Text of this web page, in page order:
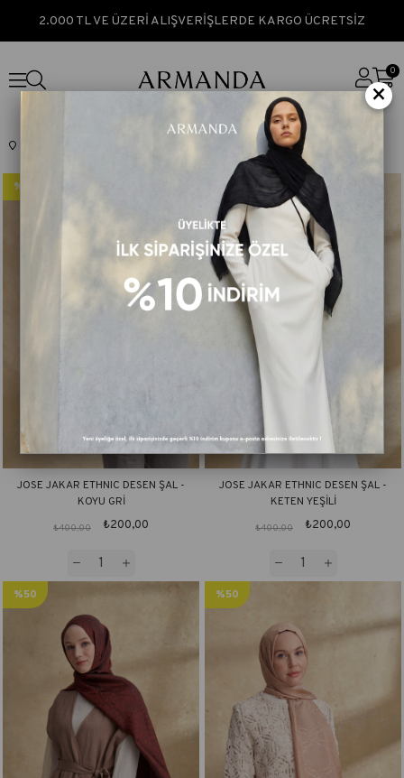
2.000 TL VE ÜZERİ ALIŞVERİŞLERDE KARGO ÜCRETSİZ
0
JOSE JAKAR ETHNIC DESEN ŞAL -
KOYU GRİ
₺200,00
₺400,00
%50
JOSE JAKAR ETHNIC DESEN ŞAL -
KETEN YEŞİLİ
₺200,00
₺400,00
%50
İndirim
%50
%50
×